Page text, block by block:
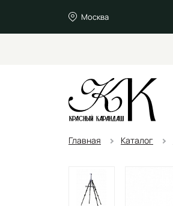
Москва
Главная Каталог